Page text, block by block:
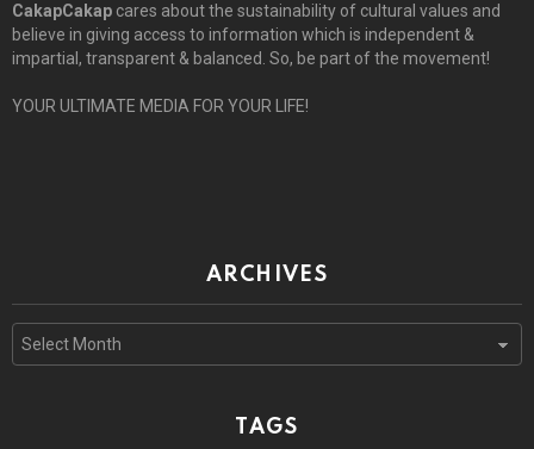
CakapCakap cares about the sustainability of cultural values and
believe in giving access to information which is independent &
impartial, transparent & balanced. So, be part of the movement!
YOUR ULTIMATE MEDIA FOR YOUR LIFE!
ARCHIVES
TAGS